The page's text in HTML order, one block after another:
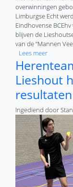
overwinningen
Limburgse Echt
Eindhovense
blijven de
van de “Mannen
Lees meerover
Lieshout
resultaten
Ingediend doorStan